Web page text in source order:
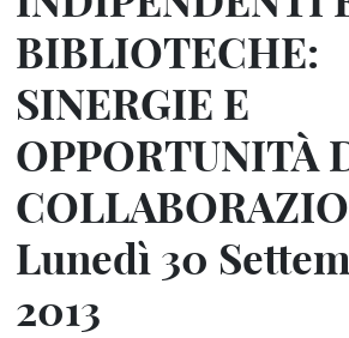
BIBLIOTECHE:
SINERGIE E
OPPORTUNITÀ
Lunedì 30
2013